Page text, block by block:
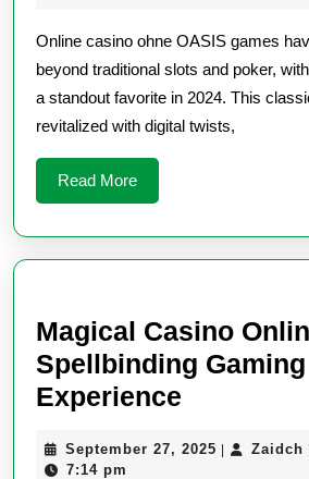
Online
Casino
Bingo
Online casino ohne OASIS games
beyond traditional slots and poker,
a standout favorite in 2024. This
revitalized with digital twists,
Read MoreRead
More
Magical Casino
Spellbinding Gaming
Experience
Online
September 27, 2025 September
| Zaidch
7:14 pm